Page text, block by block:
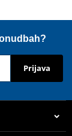
Prijava